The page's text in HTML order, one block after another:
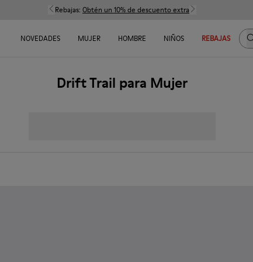
Rebajas: Obtén un 10% de descuento extra
NOVEDADES MUJER HOMBRE NIÑOS REBAJAS
Drift Trail para Mujer